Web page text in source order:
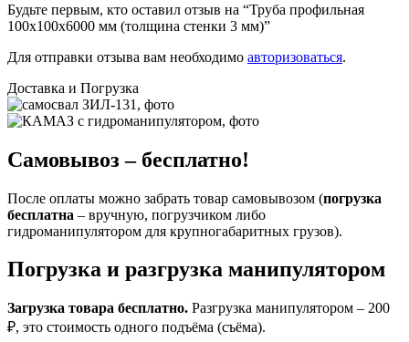
Будьте первым, кто оставил отзыв на “Труба профильная
100х100х6000 мм (толщина стенки 3 мм)”
Для отправки отзыва вам необходимо авторизоваться.
Доставка и Погрузка
Самовывоз – бесплатно!
После оплаты можно забрать товар самовывозом (погрузка
бесплатна – вручную, погрузчиком либо
гидроманипулятором для крупногабаритных грузов).
Погрузка и разгрузка манипулятором
Загрузка товара бесплатно. Разгрузка манипулятором – 200
₽, это стоимость одного подъёма (съёма).